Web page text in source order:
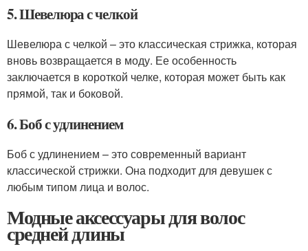
5. Шевелюра с челкой
Шевелюра с челкой – это классическая стрижка, которая
вновь возвращается в моду. Ее особенность
заключается в короткой челке, которая может быть как
прямой, так и боковой.
6. Боб с удлинением
Боб с удлинением – это современный вариант
классической стрижки. Она подходит для девушек с
любым типом лица и волос.
Модные аксессуары для волос
средней длины